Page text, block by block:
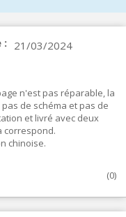
: 21/03/2024
n'est pas réparable, la
de schéma et pas de
et livré avec deux
correspond.
chinoise.
(0)